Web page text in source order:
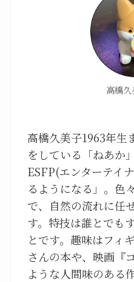
高橋
高橋久美子1963年生
をしている「ねあか
ESFP(エンターテイ
るようになる」。色
で、自然の流れに任
す。特技は誰とでも
とです。趣味はフィ
さんの本や、映画『
ような人間味のある